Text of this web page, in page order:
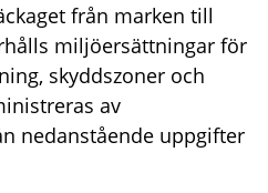
från marken till
miljöersättningar för
skyddszoner och
av
nedanstående uppgifter